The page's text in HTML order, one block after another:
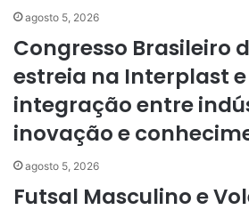
agosto 5, 2026
Congresso Brasileiro
estreia na Interplast
integração entre
inovação e
agosto 5, 2026
Futsal Masculino e